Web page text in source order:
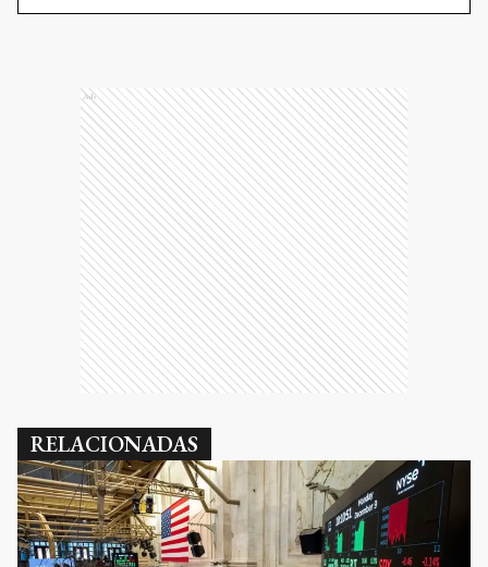
Ads
RELACIONADAS